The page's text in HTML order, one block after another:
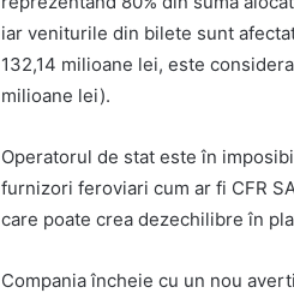
iar veniturile din bilete sunt
132,14 milioane lei, este
milioane lei).
Operatorul de stat este în
furnizori feroviari cum ar fi CFR
care poate crea dezechilibre în
Compania încheie cu un nou